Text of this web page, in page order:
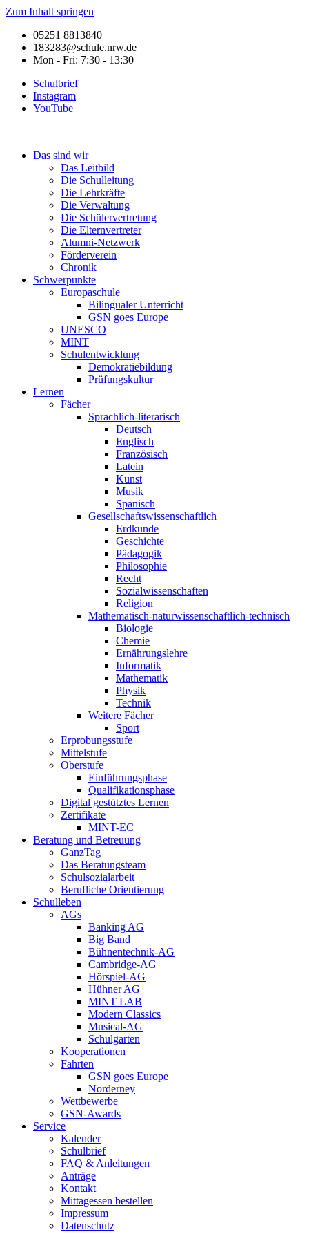
Zum Inhalt springen
05251 8813840
183283@schule.nrw.de
Mon - Fri: 7:30 - 13:30
Schulbrief
Instagram
YouTube
Das sind wir
Das Leitbild
Die Schulleitung
Die Lehrkräfte
Die Verwaltung
Die Schülervertretung
Die Elternvertreter
Alumni-Netzwerk
Förderverein
Chronik
Schwerpunkte
Europaschule
Bilingualer Unterricht
GSN goes Europe
UNESCO
MINT
Schulentwicklung
Demokratiebildung
Prüfungskultur
Lernen
Fächer
Sprachlich-literarisch
Deutsch
Englisch
Französisch
Latein
Kunst
Musik
Spanisch
Gesellschaftswissenschaftlich
Erdkunde
Geschichte
Pädagogik
Philosophie
Recht
Sozialwissenschaften
Religion
Mathematisch-naturwissenschaftlich-technisch
Biologie
Chemie
Ernährungslehre
Informatik
Mathematik
Physik
Technik
Weitere Fächer
Sport
Erprobungsstufe
Mittelstufe
Oberstufe
Einführungsphase
Qualifikationsphase
Digital gestütztes Lernen
Zertifikate
MINT-EC
Beratung und Betreuung
GanzTag
Das Beratungsteam
Schulsozialarbeit
Berufliche Orientierung
Schulleben
AGs
Banking AG
Big Band
Bühnentechnik-AG
Cambridge-AG
Hörspiel-AG
Hühner AG
MINT LAB
Modern Classics
Musical-AG
Schulgarten
Kooperationen
Fahrten
GSN goes Europe
Norderney
Wettbewerbe
GSN-Awards
Service
Kalender
Schulbrief
FAQ & Anleitungen
Anträge
Kontakt
Mittagessen bestellen
Impressum
Datenschutz